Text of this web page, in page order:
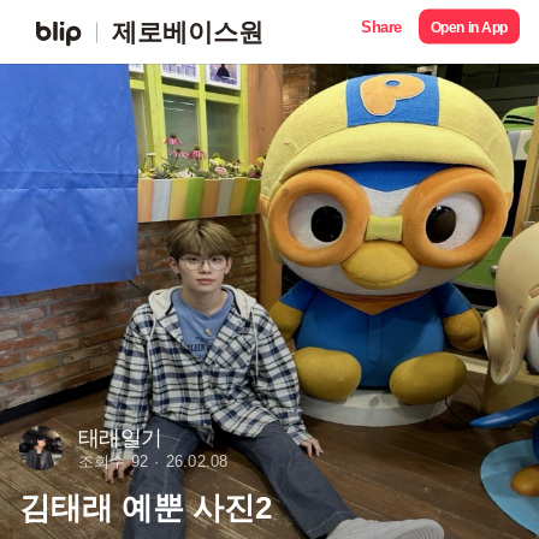
제로베이스원 Share Open in App
태래일기
조회수 92 26.02.08
김태래 예뿐 사진2